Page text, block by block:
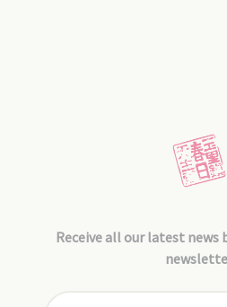
Receive all our latest news